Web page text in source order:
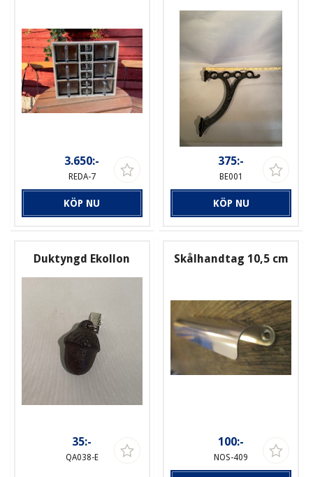
3.650:-
REDA-7
KÖP NU
375:-
BE001
KÖP NU
Duktyngd Ekollon
35:-
QA038-E
Skålhandtag 10,5 cm
100:-
NOS-409